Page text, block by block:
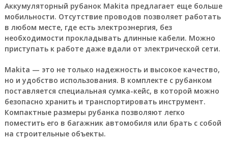
Аккумуляторный рубанок Makita предлагает еще больше
мобильности. Отсутствие проводов позволяет работать
в любом месте, где есть электроэнергия, без
необходимости прокладывать длинные кабели. Можно
приступать к работе даже вдали от электрической сети.
Makita — это не только надежность и высокое качество,
но и удобство использования. В комплекте с рубанком
поставляется специальная сумка-кейс, в которой можно
безопасно хранить и транспортировать инструмент.
Компактные размеры рубанка позволяют легко
поместить его в багажник автомобиля или брать с собой
на строительные объекты.